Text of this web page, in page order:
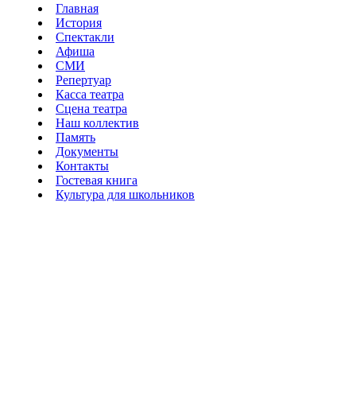
Главная
История
Спектакли
Афиша
СМИ
Репертуар
Касса театра
Сцена театра
Наш коллектив
Память
Документы
Контакты
Гостевая книга
Культура для школьников